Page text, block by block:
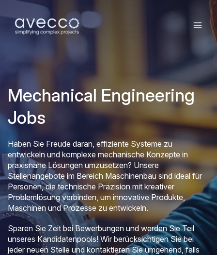
Mechanical Engineering
Jobs
Haben Sie Freude daran, effiziente Systeme zu
entwickeln und komplexe mechanische Konzepte in
praxisnahe Lösungen umzusetzen? Unsere
Stellenangebote im Bereich Maschinenbau sind ideal für
Personen, die technische Präzision mit kreativer
Problemlösung verbinden, um innovative Produkte,
Maschinen und Prozesse zu entwickeln.
Sparen Sie Zeit bei Bewerbungen und werden Sie Teil
unseres Kandidatenpools! Wir berücksichtigen Sie bei
jeder neuen Stelle und kontaktieren Sie umgehend, falls